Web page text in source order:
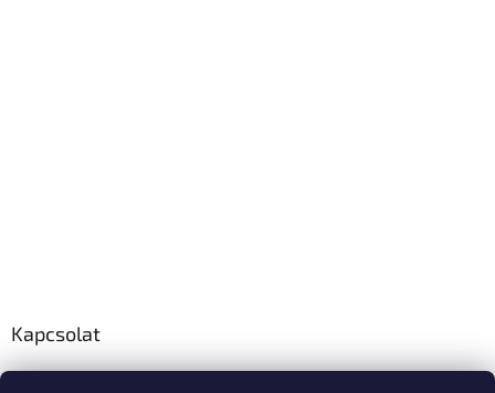
Kapcsolat